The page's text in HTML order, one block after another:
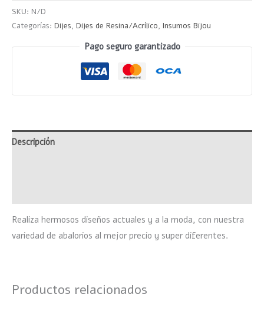
SKU: N/D
Categorías: Dijes, Dijes de Resina/Acrílico, Insumos Bijou
Pago seguro garantizado
Descripción
Realiza hermosos diseños actuales y a la moda, con nuestra
variedad de abalorios al mejor precio y super diferentes.
Productos relacionados